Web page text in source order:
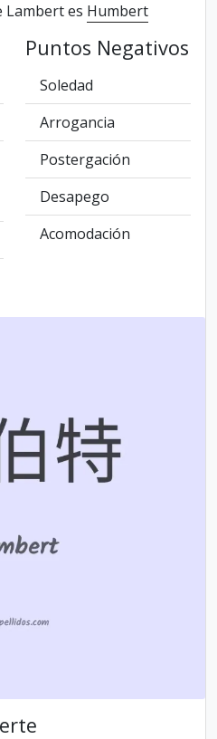
Lambert es Humbert
Puntos Negativos
Soledad
Arrogancia
Postergación
Desapego
Acomodación